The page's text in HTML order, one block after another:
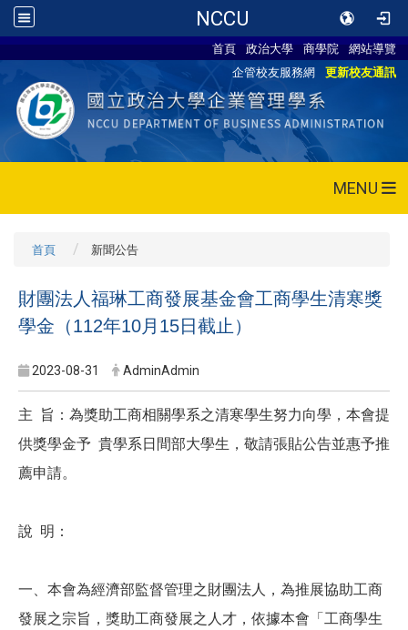
NCCU
首頁 政治大學 商學院
網站導覽
企管校友服務網
更新校友通訊
MENU
首頁 新聞公告
財團法人福琳工商發展基金會工商學生清寒獎
學金（112年10月15日截止）
2023-08-31 AdminAdmin
主 旨：為獎助工商相關學系之清寒學生努力向學，本會提
供獎學金予 貴學系日間部大學生，敬請張貼公告並惠予推
薦申請。
說 明：
一、本會為經濟部監督管理之財團法人，為推展協助工商
發展之宗旨，獎助工商發展之人才，依據本會「工商學生